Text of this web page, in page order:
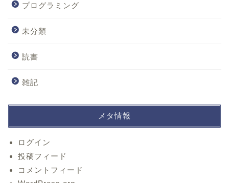
プログラミング
未分類
読書
雑記
メタ情報
ログイン
投稿フィード
コメントフィード